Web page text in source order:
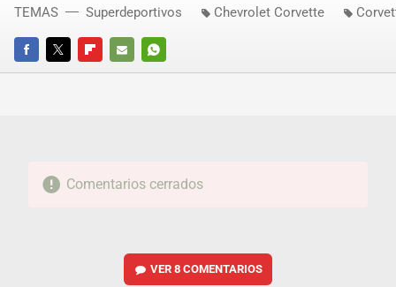
FACEBOOKTWITTERFLIPBOARD
E-
WHATSAPP
TEMAS Superdeportivos Chevrolet Corvette
Comentarios cerrados
VER8 COMENTARIOS